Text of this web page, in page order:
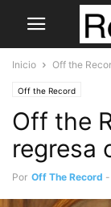
Inicio Off the
Off the Record
Off the
regresa
Por Off The Record -